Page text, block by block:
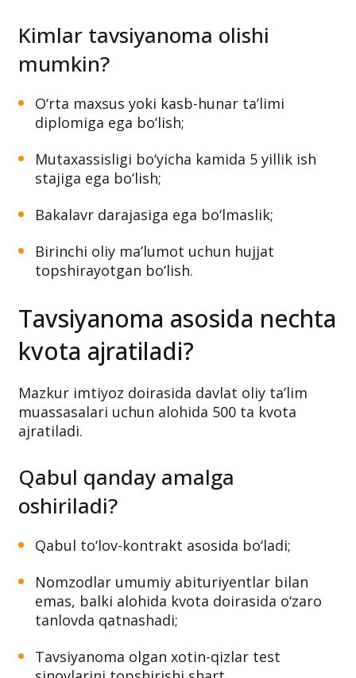
Kimlar tavsiyanoma olishi
mumkin?
O‘rta maxsus yoki kasb-hunar ta’limi
diplomiga ega bo‘lish;
Mutaxassisligi bo‘yicha kamida 5 yillik ish
stajiga ega bo‘lish;
Bakalavr darajasiga ega bo‘lmaslik;
Birinchi oliy ma’lumot uchun hujjat
topshirayotgan bo‘lish.
Tavsiyanoma asosida nechta
kvota ajratiladi?
Mazkur imtiyoz doirasida davlat oliy ta’lim
muassasalari uchun alohida 500 ta kvota
ajratiladi.
Qabul qanday amalga
oshiriladi?
Qabul to‘lov-kontrakt asosida bo‘ladi;
Nomzodlar umumiy abituriyentlar bilan
emas, balki alohida kvota doirasida o‘zaro
tanlovda qatnashadi;
Tavsiyanoma olgan xotin-qizlar test